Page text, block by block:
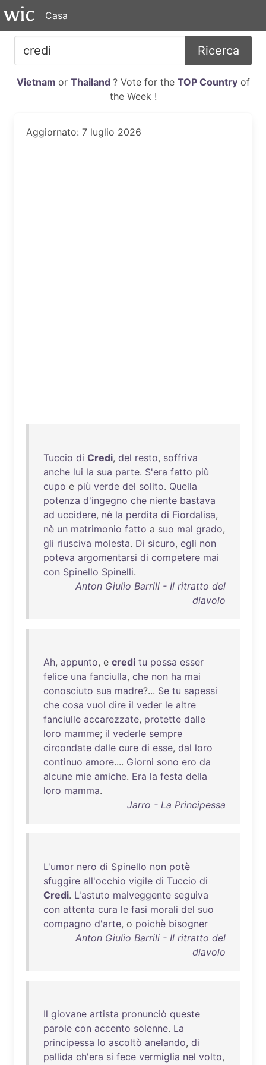
Casa
Ricerca
Vietnam or Thailand ? Vote for the TOP Countryof
the Week !
Aggiornato: 7 luglio 2026
Tuccio di Credi, del resto, soffriva
anche lui la sua parte. S'era fatto più
cupo e più verde del solito. Quella
potenza d'ingegno che niente bastava
ad uccidere, nè la perdita di Fiordalisa,
nè un matrimonio fatto a suo mal grado,
gli riusciva molesta. Di sicuro, egli non
poteva argomentarsi di competere mai
con Spinello Spinelli.
Anton Giulio Barrili - Il ritratto del
diavolo
Ah, appunto, e credi tu possa esser
felice una fanciulla, che non ha mai
conosciuto sua madre?... Se tu sapessi
che cosa vuol dire il veder le altre
fanciulle accarezzate, protette dalle
loro mamme; il vederle sempre
circondate dalle cure di esse, dal loro
continuo amore.... Giorni sono ero da
alcune mie amiche. Era la festa della
loro mamma.
Jarro - La Principessa
L'umor nero di Spinello non potè
sfuggire all'occhio vigile di Tuccio di
Credi. L'astuto malveggente seguiva
con attenta cura le fasi morali del suo
compagno d'arte, o poichè bisogner
Anton Giulio Barrili - Il ritratto del
diavolo
Il giovane artista pronunciò queste
parole con accento solenne. La
principessa lo ascoltò anelando, di
pallida ch'era si fece vermiglia nel volto,